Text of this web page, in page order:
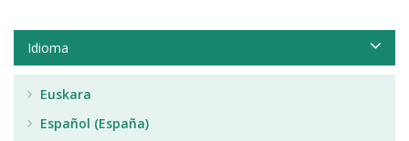
Idioma
Euskara
Español (España)